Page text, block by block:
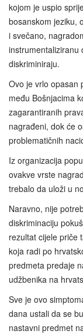
kojom je uspio
bosanskom jeziku,
i svečano,
instrumentaliziranu
diskriminiraju.
Ovo je vrlo opasan
među Bošnjacima
zagarantiranih
nagrađeni, dok će
problematičnih
Iz organizacija
ovakve vrste
trebalo da uloži u
Naravno, nije
diskriminaciju
rezultat cijele priče
koja radi po
predmeta predaje
udžbenika na
Sve je ovo
dana ustali da se
nastavni predmet